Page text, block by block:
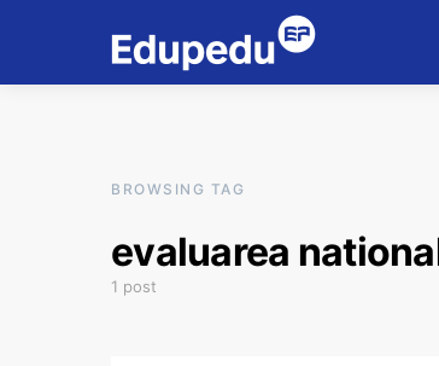
BROWSING TAG
evaluarea
1 post